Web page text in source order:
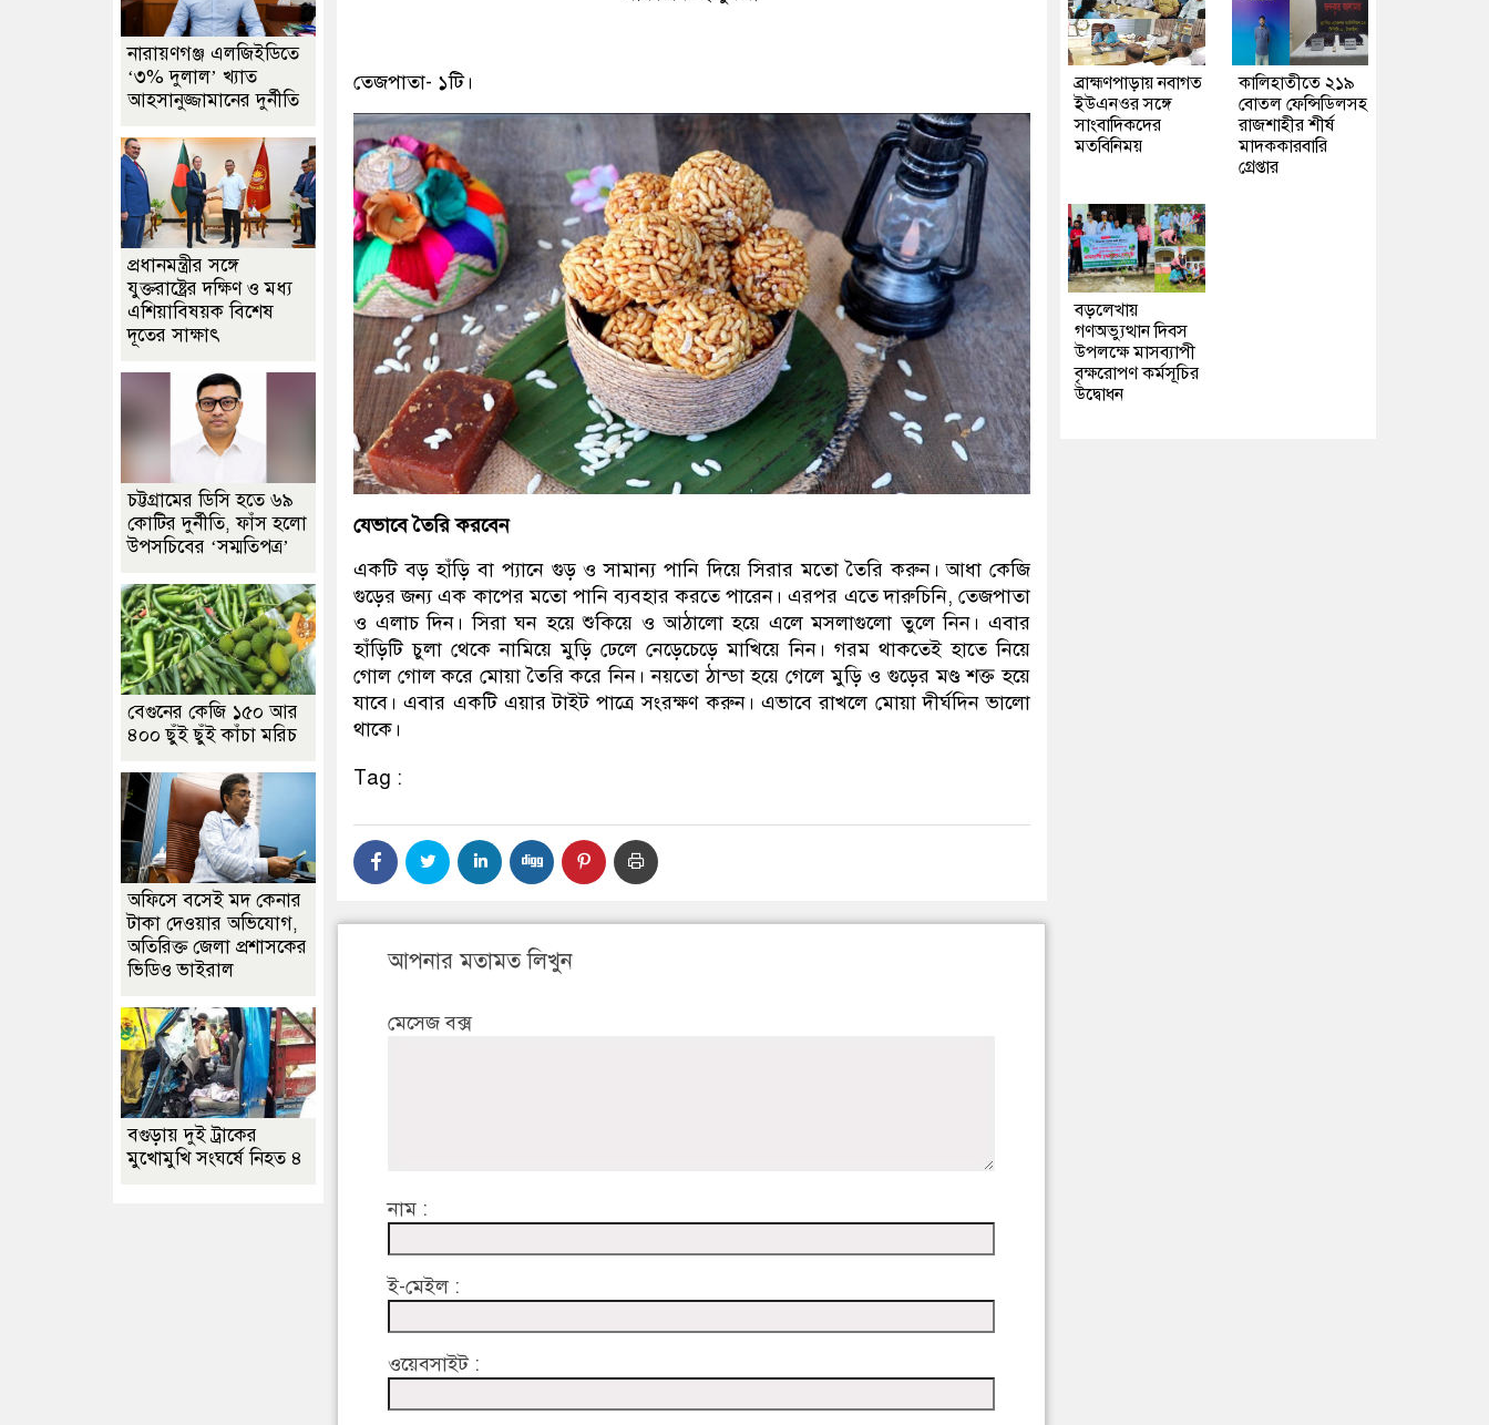
তেজপাতা- ১টি।
যেভাবে তৈরি করবেন
একটি বড় হাঁড়ি বা প্যানে গুড় ও সামান্য পানি দিয়ে সিরার মতো তৈরি করুন। আধা কেজি
গুড়ের জন্য এক কাপের মতো পানি ব্যবহার করতে পারেন। এরপর এতে দারুচিনি, তেজপাতা
ও এলাচ দিন। সিরা ঘন হয়ে শুকিয়ে ও আঠালো হয়ে এলে মসলাগুলো তুলে নিন। এবার
হাঁড়িটি চুলা থেকে নামিয়ে মুড়ি ঢেলে নেড়েচেড়ে মাখিয়ে নিন। গরম থাকতেই হাতে নিয়ে
গোল গোল করে মোয়া তৈরি করে নিন। নয়তো ঠান্ডা হয়ে গেলে মুড়ি ও গুড়ের মণ্ড শক্ত হয়ে
যাবে। এবার একটি এয়ার টাইট পাত্রে সংরক্ষণ করুন। এভাবে রাখলে মোয়া দীর্ঘদিন ভালো
থাকে।
Tag :
আপনার মতামত লিখুন
মেসেজ বক্স
নাম :
ই-মেইল :
ওয়েবসাইট :
নারায়ণগঞ্জ এলজিইডিতে
‘৩% দুলাল’ খ্যাত
আহসানুজ্জামানের দুর্নীতি
প্রধানমন্ত্রীর সঙ্গে
যুক্তরাষ্ট্রের দক্ষিণ ও মধ্য
এশিয়াবিষয়ক বিশেষ
দূতের সাক্ষাৎ
চট্টগ্রামের ডিসি হতে ৬৯
কোটির দুর্নীতি, ফাঁস হলো
উপসচিবের ‘সম্মতিপত্র’
বেগুনের কেজি ১৫০ আর
৪০০ ছুঁই ছুঁই কাঁচা মরিচ
অফিসে বসেই মদ কেনার
টাকা দেওয়ার অভিযোগ,
অতিরিক্ত জেলা প্রশাসকের
ভিডিও ভাইরাল
বগুড়ায় দুই ট্রাকের
মুখোমুখি সংঘর্ষে নিহত ৪
ব্রাহ্মণপাড়ায় নবাগত
ইউএনওর সঙ্গে
সাংবাদিকদের
মতবিনিময়
কালিহাতীতে ২১৯
বোতল ফেন্সিডিলসহ
রাজশাহীর শীর্ষ
মাদককারবারি
গ্রেপ্তার
বড়লেখায়
গণঅভ্যুত্থান দিবস
উপলক্ষে মাসব্যাপী
বৃক্ষরোপণ কর্মসূচির
উদ্বোধন